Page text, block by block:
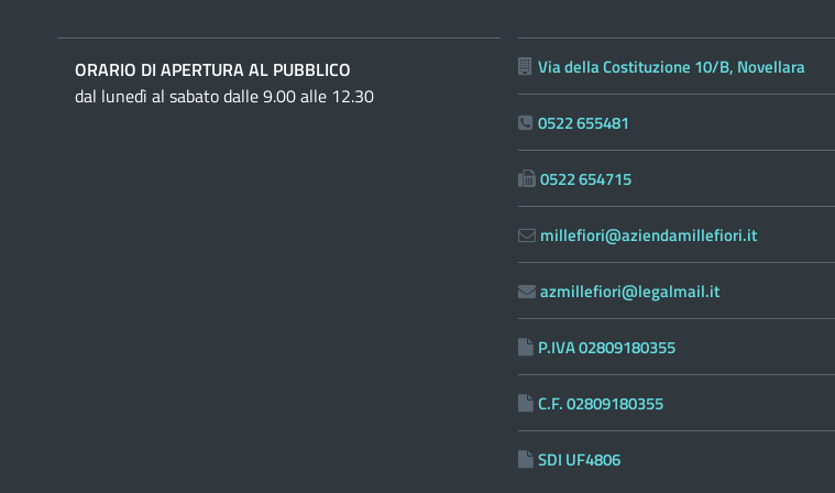
ORARIO DI APERTURA AL PUBBLICO
dal lunedì al sabato dalle 9.00 alle 12.30
Via della Costituzione 10/B, Novellara
0522 655481
0522 654715
millefiori@aziendamillefiori.it
azmillefiori@legalmail.it
P.IVA 02809180355
C.F. 02809180355
SDI UF4806